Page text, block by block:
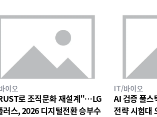
이오
로 조직문화 재설계"…LG
러스, 2026 디지털전환 승부수
IT/바이오
AI 검증 풀스
전략 시험대